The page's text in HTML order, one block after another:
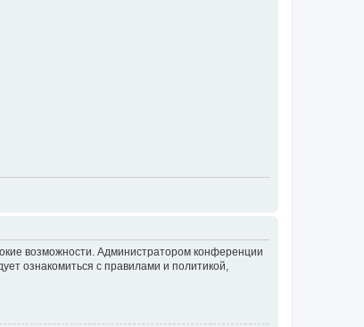
возможности. Администратором конференции
ознакомиться с правилами и политикой,